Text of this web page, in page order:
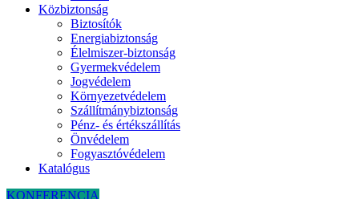
Közbiztonság
Biztosítók
Energiabiztonság
Élelmiszer-biztonság
Gyermekvédelem
Jogvédelem
Környezetvédelem
Szállítmánybiztonság
Pénz- és értékszállítás
Önvédelem
Fogyasztóvédelem
Katalógus
KONFERENCIA